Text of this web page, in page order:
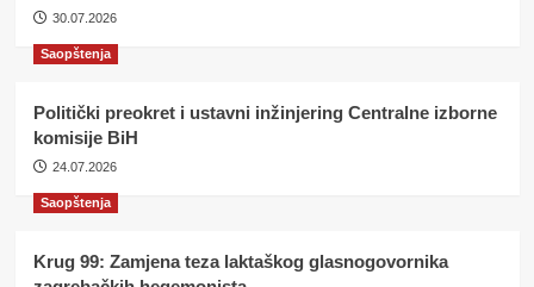
30.07.2026
Saopštenja
Politički preokret i ustavni inžinjering Centralne izborne
komisije BiH
24.07.2026
Saopštenja
Krug 99: Zamjena teza laktaškog glasnogovornika